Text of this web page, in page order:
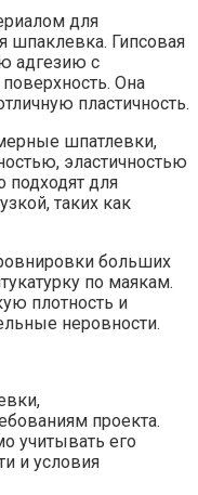
для
шпаклевка. Гипсовая
адгезию с
Она
пластичность.​
шпатлевки,
эластичностью
подходят для
таких как
больших
по маякам.​
плотность и
неровности.
проекта.​
учитывать его
и условия